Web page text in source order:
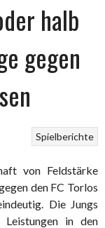
halb
gegen
Spielberichte
von Feldstärke
den FC Torlos
Die Jungs
in den